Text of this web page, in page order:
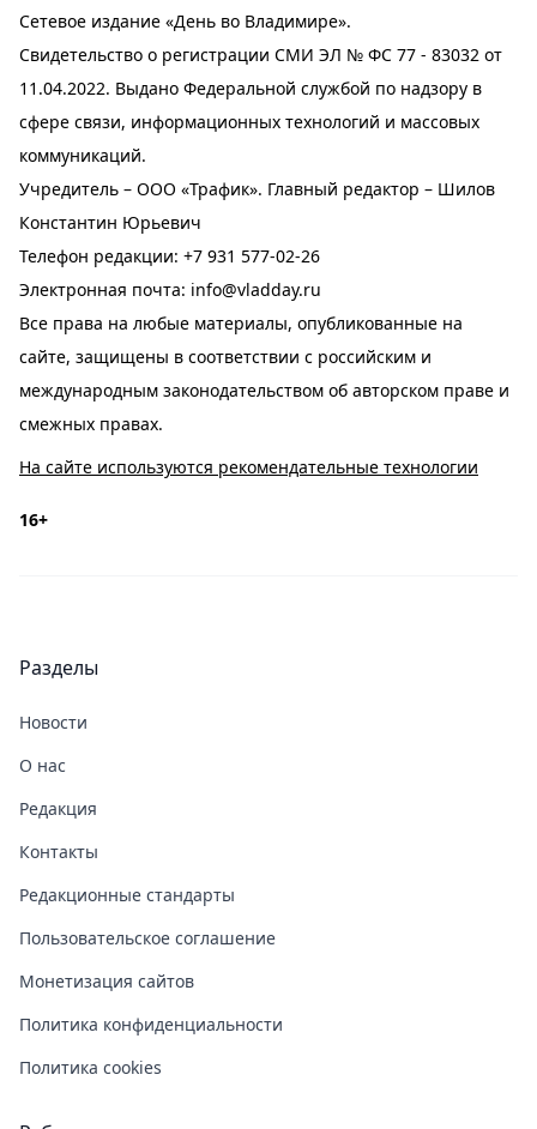
Сетевое издание «День во Владимире».
Свидетельство о регистрации СМИ ЭЛ № ФС 77 - 83032 от
11.04.2022. Выдано Федеральной службой по надзору в
сфере связи, информационных технологий и массовых
коммуникаций.
Учредитель – ООО «Трафик». Главный редактор – Шилов
Константин Юрьевич
Телефон редакции: +7 931 577-02-26
Электронная почта: info@vladday.ru
Все права на любые материалы, опубликованные на
сайте, защищены в соответствии с российским и
международным законодательством об авторском праве и
смежных правах.
На сайте используются рекомендательные технологии
16+
Разделы
Новости
О нас
Редакция
Контакты
Редакционные стандарты
Пользовательское соглашение
Монетизация сайтов
Политика конфиденциальности
Политика cookies